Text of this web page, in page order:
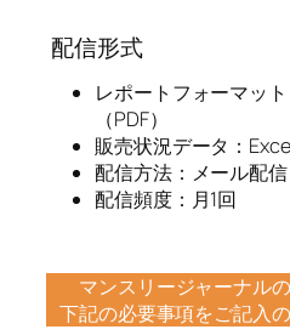
配信形式
レポートフォーマッ
（PDF）
販売状況データ：
配信方法：メール配信
配信頻度：月1回
マンスリージャーナル
下記の必要事項をご記入